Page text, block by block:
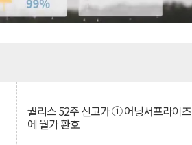
퀄리스 52주 신고가 ① 어닝서프라이즈
에 월가 환호